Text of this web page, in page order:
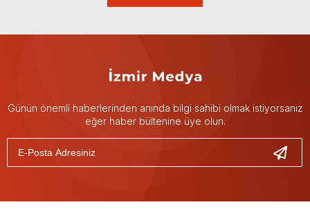
Günün önemli haberlerinden anında bilgi sahibi olmak istiyorsanız
eğer haber bültenine üye olun.